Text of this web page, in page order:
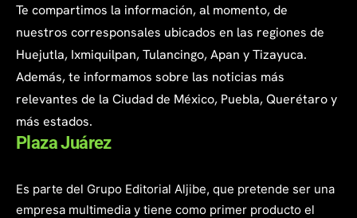
Te compartimos la información, al momento, de
nuestros corresponsales ubicados en las regiones de
Huejutla, Ixmiquilpan, Tulancingo, Apan y Tizayuca.
Además, te informamos sobre las noticias más
relevantes de la Ciudad de México, Puebla, Querétaro y
más estados.
Plaza Juárez
Es parte del Grupo Editorial Aljibe, que pretende ser una
empresa multimedia y tiene como primer producto el